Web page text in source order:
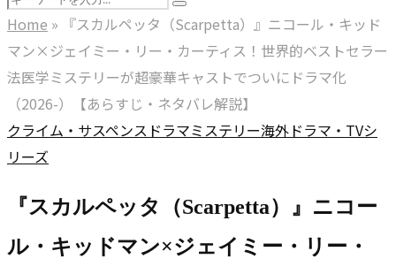
for:
Search
Home » 『スカルペッタ（Scarpetta）』ニコール・キッド
マン×ジェイミー・リー・カーティス！世界的ベストセラー
法医学ミステリーが超豪華キャストでついにドラマ化
（2026-）【あらすじ・ネタバレ解説】
クライム・サスペンス ドラマミステリー海外ドラマ・TVシ
リーズ
『スカルペッタ（Scarpetta）』ニコー
ル・キッドマン×ジェイミー・リー・